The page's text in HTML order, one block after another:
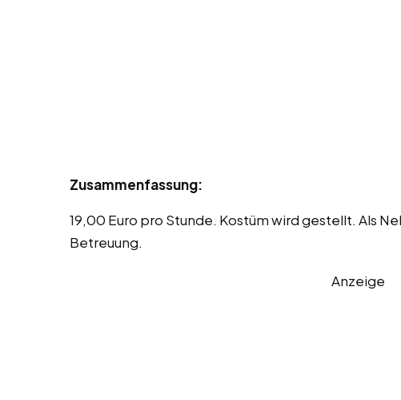
Zusammenfassung:
19,00 Euro pro Stunde. Kostüm wird gestellt. Als
Betreuung.
Anzeige